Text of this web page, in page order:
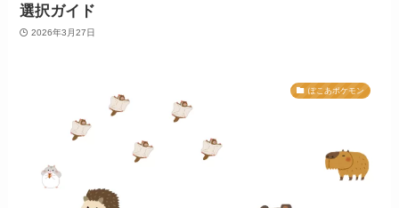
選択ガイド
2026年3月27日
ぽこあポケモン